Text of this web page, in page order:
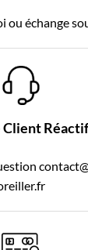
ou échange
Client Réactif